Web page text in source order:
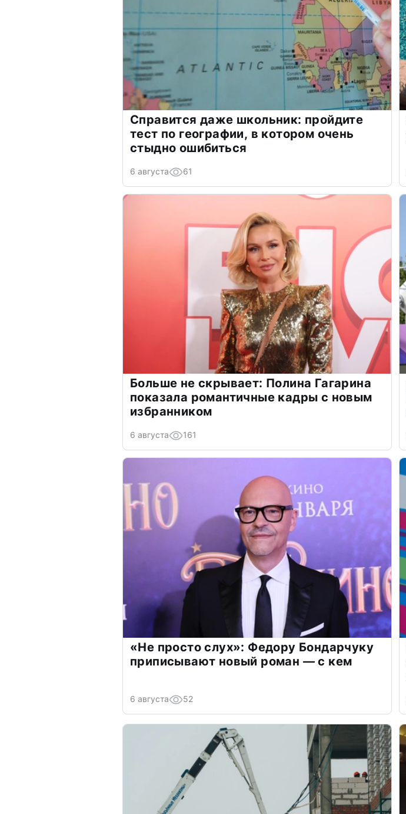
Справится даже школьник: пройдите
тест по географии, в котором очень
стыдно ошибиться
6 августа 61
Больше не скрывает: Полина Гагарина
показала романтичные кадры с новым
избранником
6 августа 161
«Не просто слух»: Федору Бондарчуку
приписывают новый роман — с кем
6 августа 52